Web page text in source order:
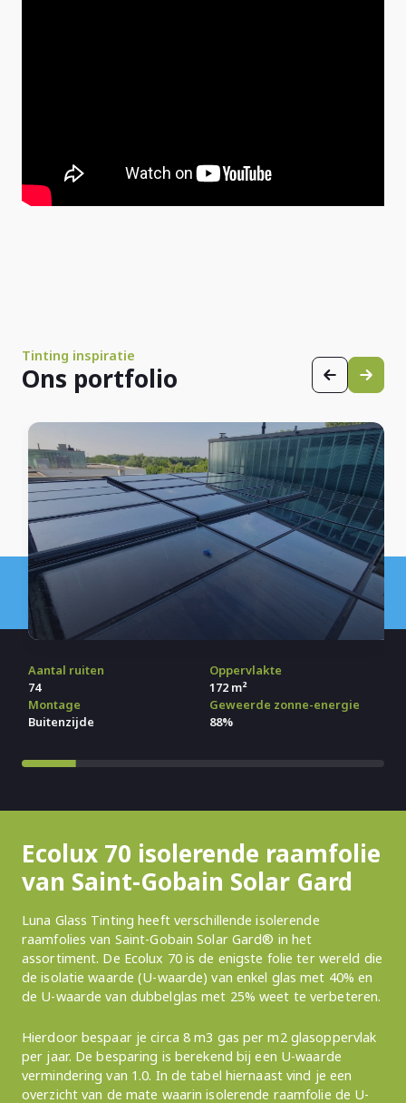
Tinting inspiratie
Ons portfolio
Zonwerende raamfolie
Aantal ruiten
74
Oppervlakte
172 m²
Montage
Buitenzijde
Geweerde zonne-energie
88%
Ecolux 70 isolerende raamfolie
van Saint-Gobain Solar Gard
Luna Glass Tinting heeft verschillende isolerende
raamfolies van Saint-Gobain Solar Gard® in het
assortiment. De Ecolux 70 is de enigste folie ter wereld die
de isolatie waarde (U-waarde) van enkel glas met 40% en
de U-waarde van dubbelglas met 25% weet te verbeteren.
Hierdoor bespaar je circa 8 m3 gas per m2 glasoppervlak
per jaar. De besparing is berekend bij een U-waarde
vermindering van 1.0. In de tabel hiernaast vind je een
overzicht van de mate waarin isolerende raamfolie de U-